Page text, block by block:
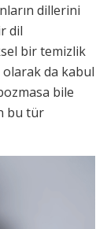
dillerini
dil
bir temizlik
da kabul
bile
bu tür